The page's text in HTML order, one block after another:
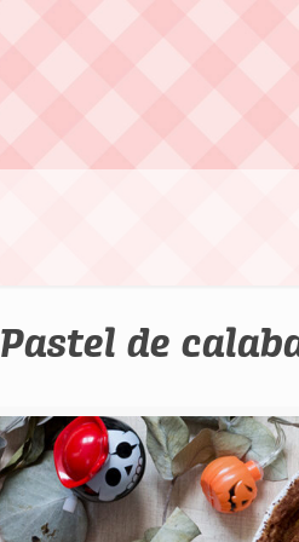
Pastel de